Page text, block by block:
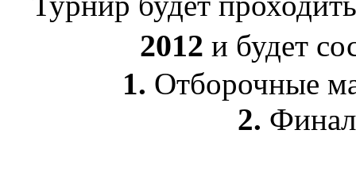
2012 и будет
1. Отборочные
2.